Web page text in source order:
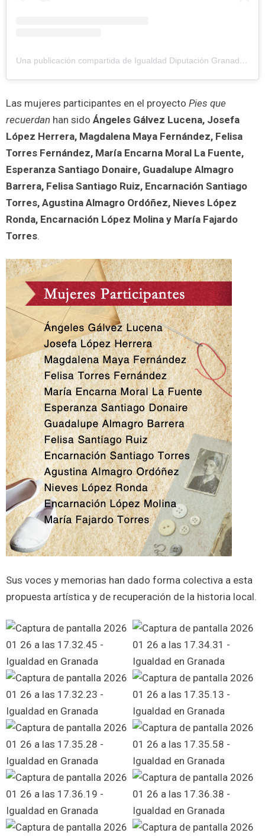
Una publicación compartida de Igualdad Diputación Granada (@igualdad.engranada)
Las mujeres participantes en el proyecto Pies que
recuerdan han sido Ángeles Gálvez Lucena, Josefa
López Herrera, Magdalena Maya Fernández, Felisa
Torres Fernández, María Encarna Moral La Fuente,
Esperanza Santiago Donaire, Guadalupe Almagro
Barrera, Felisa Santiago Ruiz, Encarnación Santiago
Torres, Agustina Almagro Ordóñez, Nieves López
Ronda, Encarnación López Molina y María Fajardo
Torres.
Sus voces y memorias han dado forma colectiva a esta
propuesta artística y de recuperación de la historia local.